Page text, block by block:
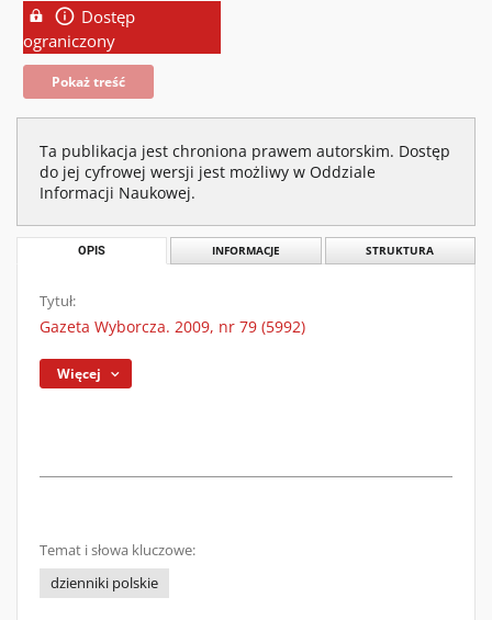
Dostęp
ograniczony
Pokaż treść
Ta publikacja jest chroniona prawem autorskim. Dostęp
do jej cyfrowej wersji jest możliwy w Oddziale
Informacji Naukowej.
OPIS INFORMACJE STRUKTURA
Tytuł:
Gazeta Wyborcza. 2009, nr 79 (5992)
Więcej
Temat i słowa kluczowe:
dzienniki polskie